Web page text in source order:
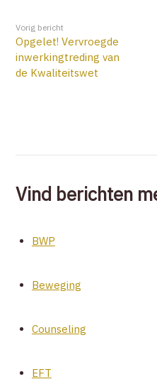
Vorig bericht
Opgelet! Vervroegde
inwerkingtreding van
de Kwaliteitswet
Vind berichten
BWP
Beweging
Counseling
EFT